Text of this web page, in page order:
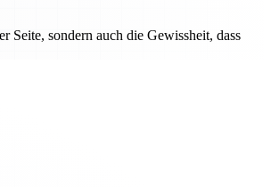
sondern auch die Gewissheit, dass